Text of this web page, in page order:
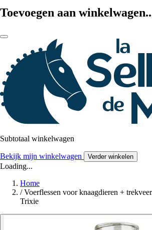
Toevoegen aan
Subtotaal winkelwagen
Bekijk mijn winkelwagen Verder winkelen
Loading...
Home
/ Voerflessen voor knaagdieren +
Trixie